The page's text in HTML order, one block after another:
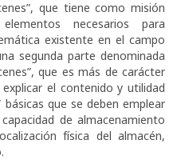
que tiene como misión
necesarios para
existente en el campo
segunda parte denominada
que es más de carácter
el contenido y utilidad
que se deben emplear
de almacenamiento
física del almacén,